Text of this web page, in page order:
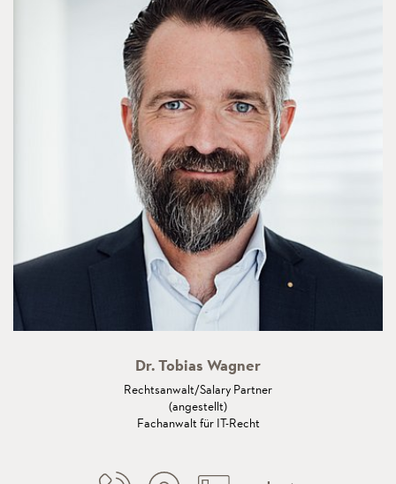
Dr. Tobias Wagner
Rechtsanwalt/Salary Partner
(angestellt)
Fachanwalt für IT-Recht